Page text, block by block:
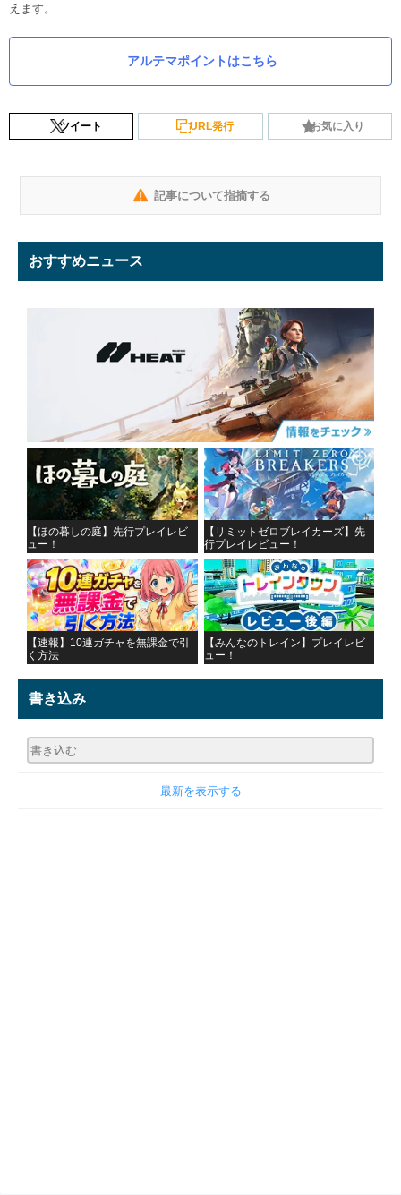
えます。
アルテマポイントはこちら
ツイート URL発行 お気に入り
記事について指摘する
おすすめニュース
【ほの暮しの庭】先行プレイレビ
ュー！
【リミットゼロブレイカーズ】先
行プレイレビュー！
【速報】10連ガチャを無課金で引
く方法
【みんなのトレイン】プレイレビ
ュー！
書き込み
最新を表示する